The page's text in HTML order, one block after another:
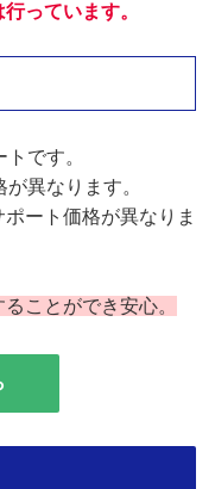
っています。
です。
異なります。
ート価格が異なりま
ことができ安心。